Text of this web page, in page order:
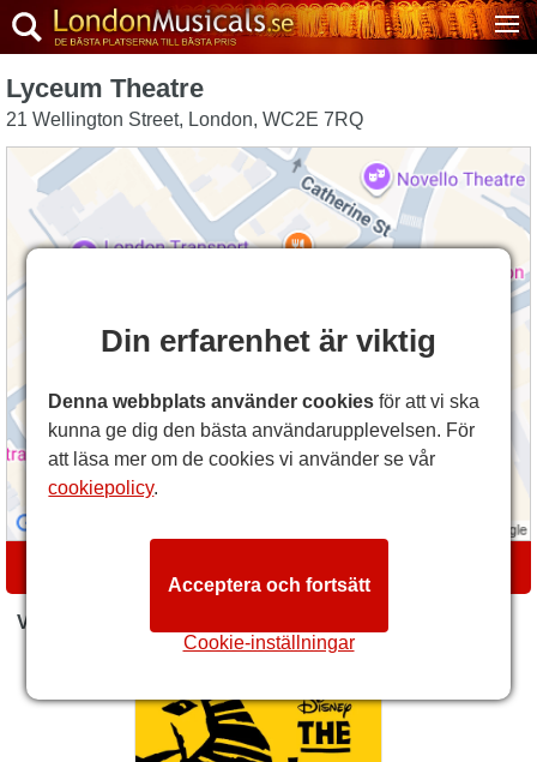
Lyceum Theatre
21 Wellington Street, London, WC2E 7RQ
VAD ÄR PÅ GÅNG NU
Din erfarenhet är viktig
Denna webbplats använder cookies för att vi ska
kunna ge dig den bästa användarupplevelsen. För
att läsa mer om de cookies vi använder se vår
cookiepolicy.
Cookie-inställningar
Acceptera och fortsätt